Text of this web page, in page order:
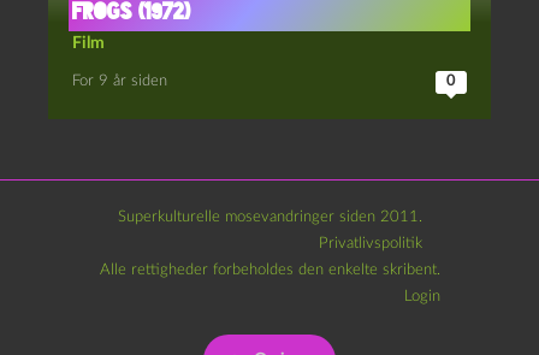
Frogs (1972)
Film
For 9 år siden 0
Superkulturelle mosevandringer siden 2011.
Privatlivspolitik
Alle rettigheder forbeholdes den enkelte skribent.
Login